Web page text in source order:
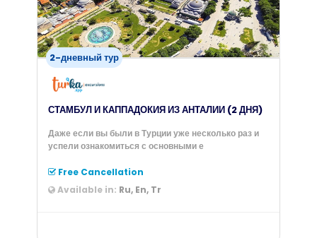
2-дневный тур
СТАМБУЛ И КАППАДОКИЯ ИЗ АНТАЛИИ (2 ДНЯ)
Даже если вы были в Турции уже несколько раз и
успели ознакомиться с основными е
Free Cancellation
Available in: Ru, En, Tr